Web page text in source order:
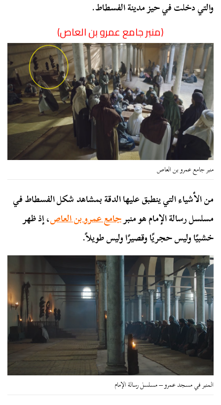
والتي دخلت في حيز مدينة الفسطاط.
(منبر جامع عمرو بن العاص)
منبر جامع عمرو بن العاص
من الأشياء التي ينطبق عليها الدقة بمشاهد شكل الفسطاط في
مسلسل رسالة الإمام هو منبرجامع عمرو بن العاص، إذ ظهر
خشبيًا وليس حجريًا وقصيرًا وليس طويلاً.
المنبر في مسجد عمرو – مسلسل رسالة الإمام